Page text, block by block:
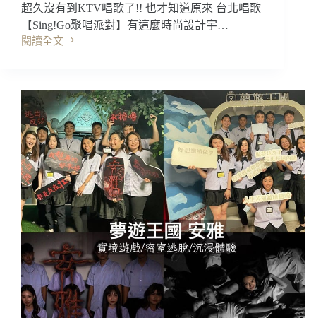
蘭
深
度
行
天
下/
台
灣
觀
巴
(4
人
成
行
迷
你
小
團)
超久沒有到KTV唱歌了!! 也才知道原來 台北唱歌
【Sing!Go聚唱派對】有這麼時尚設計宇…
閱讀全文
台
歌
｜
Sing!Go
聚
唱
派
對
(信
義
店)，
然
有
火
鍋
可